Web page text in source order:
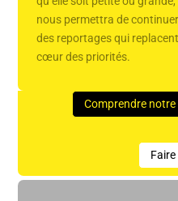
nous permettra de
des reportages qui
cœur des priorités.
Comprendre